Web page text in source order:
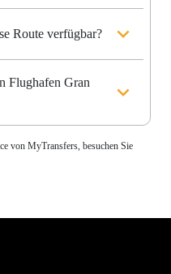
Route verfügbar?
Flughafen Gran
von MyTransfers, besuchen Sie